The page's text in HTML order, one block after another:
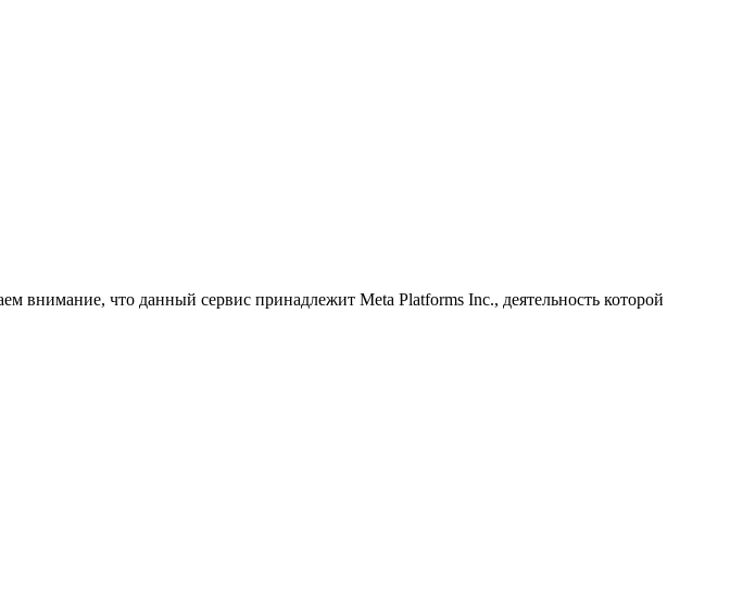
внимание, что данный сервис принадлежит Meta Platforms Inc., деятельность которой